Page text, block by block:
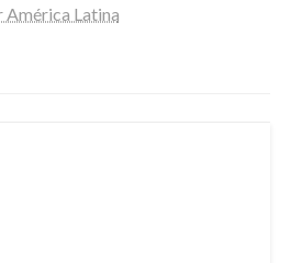
América Latina